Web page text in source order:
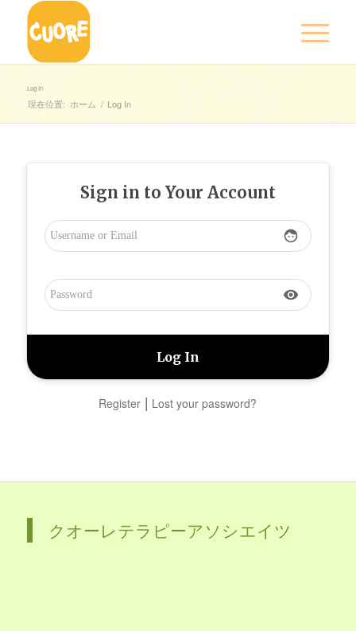
Log In
現在位置: ホーム / Log In
Sign in to Your Account
face
visibility
Register | Lost your password?
クオーレテラピーアソシエイツ